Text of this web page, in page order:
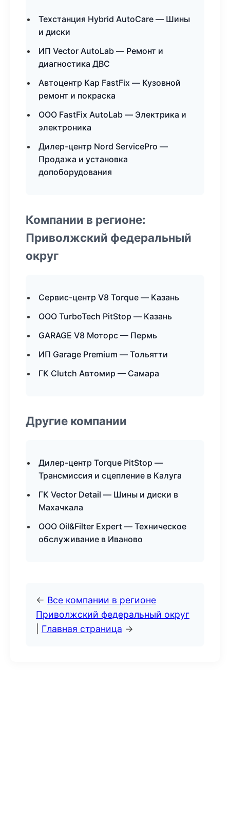
Техстанция Hybrid AutoCare — Шины
и диски
ИП Vector AutoLab — Ремонт и
диагностика ДВС
Автоцентр Кар FastFix — Кузовной
ремонт и покраска
ООО FastFix AutoLab — Электрика и
электроника
Дилер-центр Nord ServicePro —
Продажа и установка
допоборудования
Компании в регионе:
Приволжский федеральный
округ
Сервис-центр V8 Torque — Казань
ООО TurboTech PitStop — Казань
GARAGE V8 Моторс — Пермь
ИП Garage Premium — Тольятти
ГК Clutch Автомир — Самара
Другие компании
Дилер-центр Torque PitStop —
Трансмиссия и сцепление в Калуга
ГК Vector Detail — Шины и диски в
Махачкала
ООО Oil&Filter Expert — Техническое
обслуживание в Иваново
← Все компании в регионе
Приволжский федеральный округ
Главная страница →